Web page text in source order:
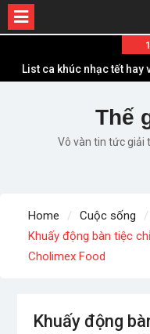
content
List ca khúc nhạc tết hay
Em ơi lên phố – Minh
“ngoạn mục”
Những ca khúc nhạc
Lời bài hát Chúng Ta của
TP – Full
Thế
Vô vàn tin tức giải
Home Cuộc sống
Khuấy động bàn tiệc
Cholimex Food
Khuấy động